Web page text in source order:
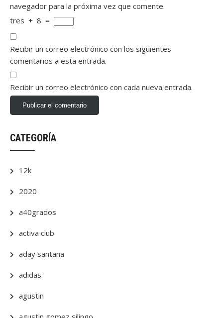
navegador para la próxima vez que comente.
tres + 8 =
Recibir un correo electrónico con los siguientes
comentarios a esta entrada.
Recibir un correo electrónico con cada nueva entrada.
CATEGORÍA
12k
2020
a40grados
activa club
aday santana
adidas
agustin